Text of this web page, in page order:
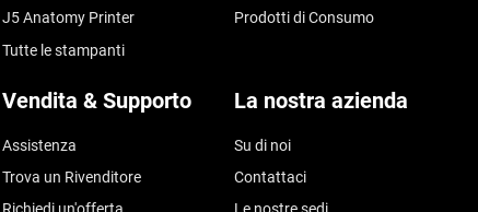
J5 Anatomy Printer
Tutte le stampanti
Prodotti di Consumo
Vendita & Supporto
Assistenza
Trova un Rivenditore
La nostra azienda
Su di noi
Contattaci